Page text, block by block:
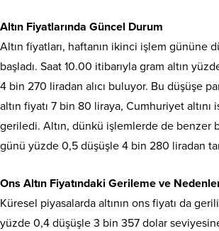
Altın Fiyatlarında Güncel Durum
Altın fiyatları, haftanın ikinci işlem gününe
başladı. Saat 10.00 itibarıyla gram altın
4 bin 270 liradan alıcı buluyor. Bu düşüşe
altın fiyatı 7 bin 80 liraya, Cumhuriyet
geriledi. Altın, dünkü işlemlerde de benzer
günü yüzde 0,5 düşüşle 4 bin 280 liradan
Ons Altın Fiyatındaki Gerileme ve
Küresel piyasalarda altının ons fiyatı da
yüzde 0,4 düşüşle 3 bin 357 dolar